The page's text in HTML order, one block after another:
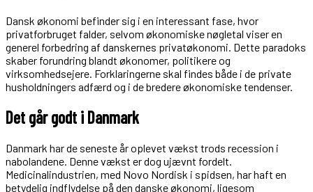
Dansk økonomi befinder sig i en interessant fase, hvor
privatforbruget falder, selvom økonomiske nøgletal viser en
generel forbedring af danskernes privatøkonomi. Dette paradoks
skaber forundring blandt økonomer, politikere og
virksomhedsejere. Forklaringerne skal findes både i de private
husholdningers adfærd og i de bredere økonomiske tendenser.
Det går godt i Danmark
Danmark har de seneste år oplevet vækst trods recession i
nabolandene. Denne vækst er dog ujævnt fordelt.
Medicinalindustrien, med Novo Nordisk i spidsen, har haft en
betydelig indflydelse på den danske økonomi, ligesom